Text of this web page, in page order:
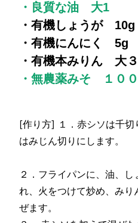
・良質な油 大1
・有機しょうが 10g
・有機にんにく 5g
・有機本みりん 大３
・無農薬みそ １０
[作り方] １．赤シソは千切
はみじん切りにします。
２．フライパンに、油、
れ、火をつけて炒め、み
ぜます。